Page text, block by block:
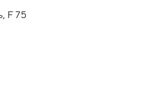
F 75